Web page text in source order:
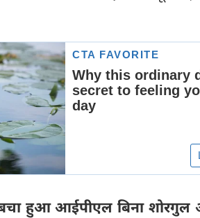
हुआ आईपीएल बिना शोरगुल